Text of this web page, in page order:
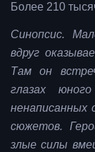
Более 210
Синопсис.
вдруг
Там он
глазах
ненаписанных
сюжетов.
злые силы